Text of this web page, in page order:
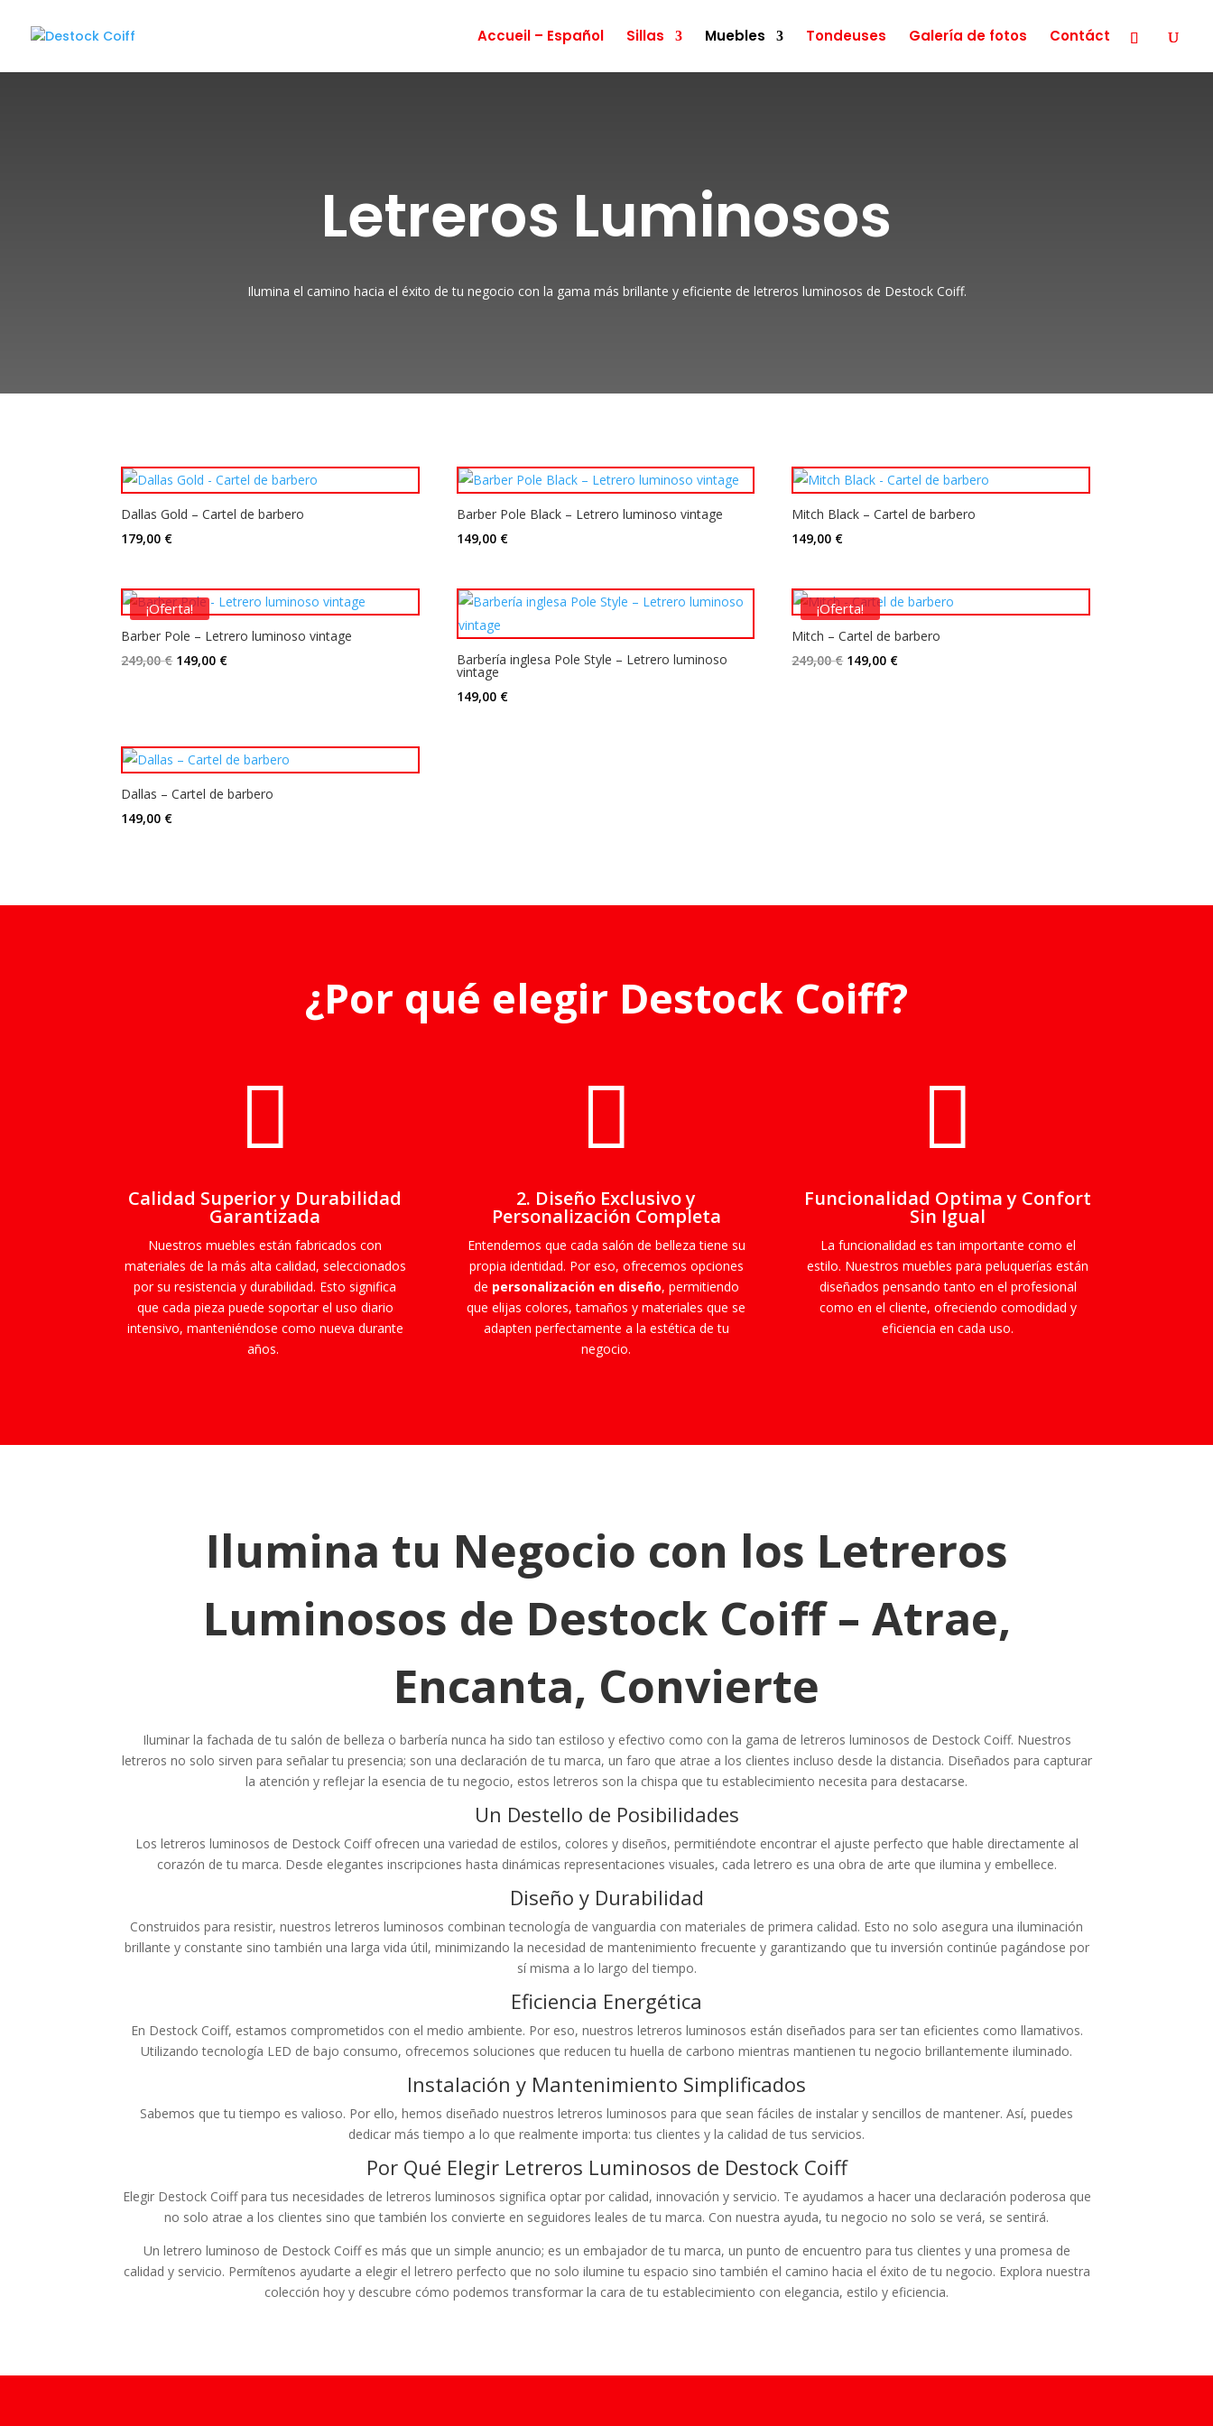
Accueil – Español Sillas Muebles Tondeuses Galería de fotos Contáct
Letreros Luminosos
Ilumina el camino hacia el éxito de tu negocio con la gama más brillante y eficiente de letreros luminosos de Destock Coiff.
Dallas Gold – Cartel de barbero
179,00 €
Barber Pole Black – Letrero luminoso vintage
149,00 €
Mitch Black – Cartel de barbero
149,00 €
¡Oferta!
Barber Pole – Letrero luminoso vintage
249,00€ El
249,00 €.
149,00 €El
149,00 €.
Barbería inglesa Pole Style – Letrero luminoso
vintage
149,00 €
¡Oferta!
Mitch – Cartel de barbero
249,00€ El
149,00 €El
Dallas – Cartel de barbero
149,00 €
¿Por qué elegir Destock Coiff?

Calidad Superior y Durabilidad
Garantizada
Nuestros muebles están fabricados con
materiales de la más alta calidad, seleccionados
por su resistencia y durabilidad. Esto significa
que cada pieza puede soportar el uso diario
intensivo, manteniéndose como nueva durante
años.

2. Diseño Exclusivo y
Personalización Completa
Entendemos que cada salón de belleza tiene su
propia identidad. Por eso, ofrecemos opciones
de personalización en diseño, permitiendo
que elijas colores, tamaños y materiales que se
adapten perfectamente a la estética de tu
negocio.

Funcionalidad Optima y Confort
Sin Igual
La funcionalidad es tan importante como el
estilo. Nuestros muebles para peluquerías están
diseñados pensando tanto en el profesional
como en el cliente, ofreciendo comodidad y
eficiencia en cada uso.
Ilumina tu Negocio con los Letreros
Luminosos de Destock Coiff – Atrae,
Encanta, Convierte
Iluminar la fachada de tu salón de belleza o barbería nunca ha sido tan estiloso y efectivo como con la gama de letreros luminosos de Destock Coiff. Nuestros
letreros no solo sirven para señalar tu presencia; son una declaración de tu marca, un faro que atrae a los clientes incluso desde la distancia. Diseñados para capturar
la atención y reflejar la esencia de tu negocio, estos letreros son la chispa que tu establecimiento necesita para destacarse.
Un Destello de Posibilidades
Los letreros luminosos de Destock Coiff ofrecen una variedad de estilos, colores y diseños, permitiéndote encontrar el ajuste perfecto que hable directamente al
corazón de tu marca. Desde elegantes inscripciones hasta dinámicas representaciones visuales, cada letrero es una obra de arte que ilumina y embellece.
Diseño y Durabilidad
Construidos para resistir, nuestros letreros luminosos combinan tecnología de vanguardia con materiales de primera calidad. Esto no solo asegura una iluminación
brillante y constante sino también una larga vida útil, minimizando la necesidad de mantenimiento frecuente y garantizando que tu inversión continúe pagándose por
sí misma a lo largo del tiempo.
Eficiencia Energética
En Destock Coiff, estamos comprometidos con el medio ambiente. Por eso, nuestros letreros luminosos están diseñados para ser tan eficientes como llamativos.
Utilizando tecnología LED de bajo consumo, ofrecemos soluciones que reducen tu huella de carbono mientras mantienen tu negocio brillantemente iluminado.
Instalación y Mantenimiento Simplificados
Sabemos que tu tiempo es valioso. Por ello, hemos diseñado nuestros letreros luminosos para que sean fáciles de instalar y sencillos de mantener. Así, puedes
dedicar más tiempo a lo que realmente importa: tus clientes y la calidad de tus servicios.
Por Qué Elegir Letreros Luminosos de Destock Coiff
Elegir Destock Coiff para tus necesidades de letreros luminosos significa optar por calidad, innovación y servicio. Te ayudamos a hacer una declaración poderosa que
no solo atrae a los clientes sino que también los convierte en seguidores leales de tu marca. Con nuestra ayuda, tu negocio no solo se verá, se sentirá.
Un letrero luminoso de Destock Coiff es más que un simple anuncio; es un embajador de tu marca, un punto de encuentro para tus clientes y una promesa de
calidad y servicio. Permítenos ayudarte a elegir el letrero perfecto que no solo ilumine tu espacio sino también el camino hacia el éxito de tu negocio. Explora nuestra
colección hoy y descubre cómo podemos transformar la cara de tu establecimiento con elegancia, estilo y eficiencia.